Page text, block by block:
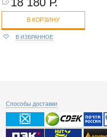
В КОРЗИНУ
В ИЗБРАННОЕ
Способы доставки